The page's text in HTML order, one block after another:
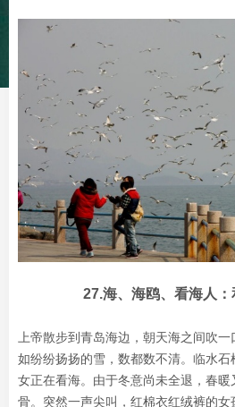
27.海、海鸥、看海人
上帝散步到青岛海边，朝天海之间吹一
如纷纷扬扬的雪，数都数不清。临水
女正在看海。由于冬意尚未全退，春暖
骨。突然一声尖叫，红棉衣红绒裤的女